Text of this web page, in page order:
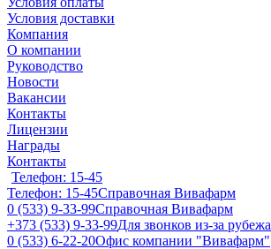
Условия доставки
Компания
О компании
Руководство
Новости
Вакансии
Контакты
Лицензии
Награды
Контакты
Телефон: 15-45
Телефон: 15-45Справочная Вивафарм
0 (533) 9-33-99Справочная Вивафарм
+373 (533) 9-33-99Для звонков из-за рубежа
0 (533) 6-22-20Офис компании "Вивафарм"